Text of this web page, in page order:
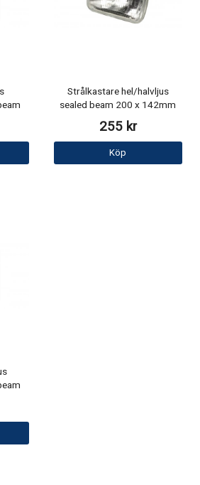
Strålkastare hel/halvljus
sealed beam 200 x 142mm
255 kr
Köp